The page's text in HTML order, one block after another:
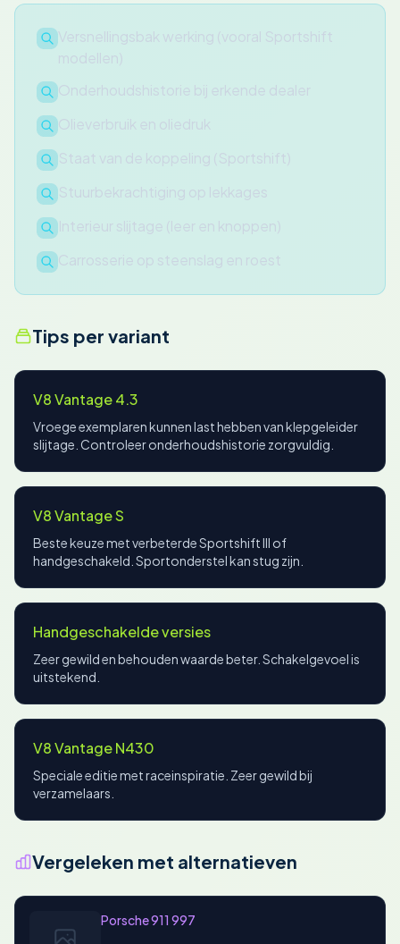
Versnellingsbak werking (vooral Sportshift
modellen)
Onderhoudshistorie bij erkende dealer
Olieverbruik en oliedruk
Staat van de koppeling (Sportshift)
Stuurbekrachtiging op lekkages
Interieur slijtage (leer en knoppen)
Carrosserie op steenslag en roest
Tips per variant
V8 Vantage 4.3
Vroege exemplaren kunnen last hebben van klepgeleider
slijtage. Controleer onderhoudshistorie zorgvuldig.
V8 Vantage S
Beste keuze met verbeterde Sportshift III of
handgeschakeld. Sportonderstel kan stug zijn.
Handgeschakelde versies
Zeer gewild en behouden waarde beter. Schakelgevoel is
uitstekend.
V8 Vantage N430
Speciale editie met raceinspiratie. Zeer gewild bij
verzamelaars.
Vergeleken met alternatieven
Porsche 911 997